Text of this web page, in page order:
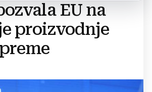
EU na
proizvodnje